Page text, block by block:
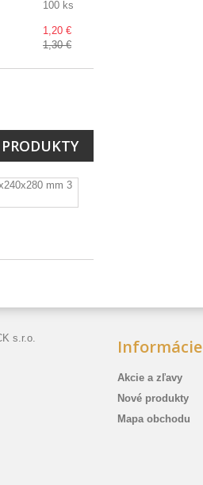
100 ks
1,20 €
1,30 €
Informácie
Akcie a zľavy
Nové produkty
Mapa obchodu